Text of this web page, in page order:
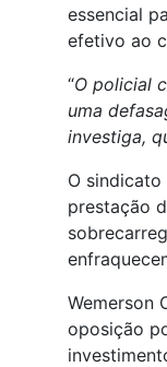
essencial
efetivo ao
“O policial
uma
investiga,
O
prestação
Wemerson
oposição